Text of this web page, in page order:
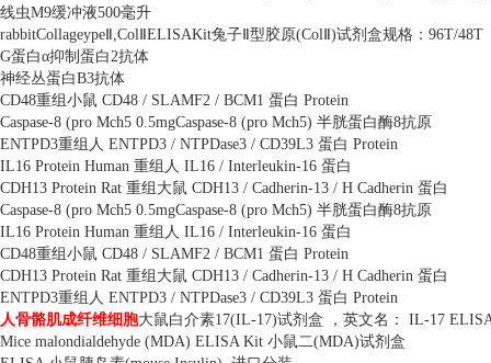
线虫M9缓冲液500毫升
rabbitCollageype ,Col ELISAKit兔子Ⅱ型胶原(Col )试剂盒规格： 96T/48T
G蛋白α抑制蛋白2抗体
神经丛蛋白B3抗体
CD48重组小鼠 CD48 / SLAMF2 / BCM1 蛋白 Protein
Caspase-8 (pro Mch5 0.5mgCaspase-8 (pro Mch5) 半胱蛋白酶8抗原
ENTPD3重组人 ENTPD3 / NTPDase3 / CD39L3 蛋白 Protein
IL16 Protein Human 重组人 IL16 / Interleukin-16 蛋白
CDH13 Protein Rat 重组大鼠 CDH13 / Cadherin-13 / H Cadherin 蛋白
Caspase-8 (pro Mch5 0.5mgCaspase-8 (pro Mch5) 半胱蛋白酶8抗原
IL16 Protein Human 重组人 IL16 / Interleukin-16 蛋白
CD48重组小鼠 CD48 / SLAMF2 / BCM1 蛋白 Protein
CDH13 Protein Rat 重组大鼠 CDH13 / Cadherin-13 / H Cadherin 蛋白
ENTPD3重组人 ENTPD3 / NTPDase3 / CD39L3 蛋白 Protein
人骨骼肌成纤维细胞大鼠白介素17(IL-17)试剂盒 ，英文名：
IL-17
Mice malondialdehyde (MDA) ELISA Kit 小鼠二(MDA)试剂盒